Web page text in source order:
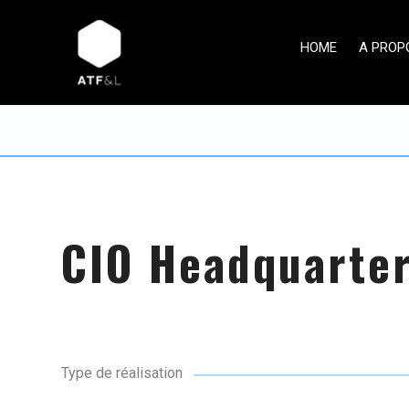
HOME A
CIO
Type de réalisation